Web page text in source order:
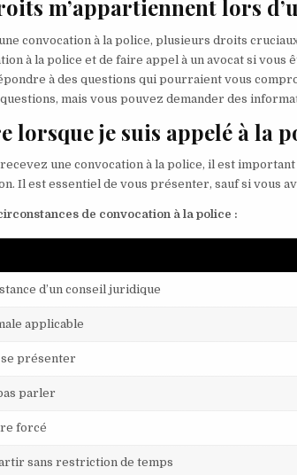
m’appartiennent lors
convocation à la police, plusieurs droits
à la police et de faire appel à un avocat si
à des questions qui pourraient vous
mais vous pouvez demander des
lorsque je suis appelé à la
une convocation à la police, il est
Il est essentiel de vous présenter, sauf si vous
de convocation à la police :
d’un conseil juridique
applicable
se présenter
parler
forcé
sans restriction de temps